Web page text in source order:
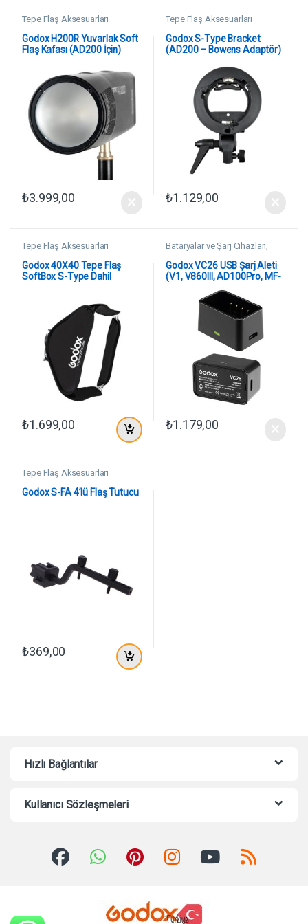
Tepe Flaş Aksesuarları
Godox H200R Yuvarlak Soft
Flaş Kafası (AD200 İçin)
₺3.999,00
Tepe Flaş Aksesuarları
Godox S-Type Bracket
(AD200 – Bowens Adaptör)
₺1.129,00
Tepe Flaş Aksesuarları
Godox 40X40 Tepe Flaş
SoftBox S-Type Dahil
₺1.699,00
Bataryalar ve Şarj Cihazları
Tepe Flaş Aksesuarları
Godox VC26 USB Şarj Aleti
(V1, V860III, AD100Pro, MF-
₺1.179,00
Tepe Flaş Aksesuarları
Godox S-FA 4’lü Flaş Tutucu
₺369,00
Hızlı Bağlantılar
Kullanıcı Sözleşmeleri